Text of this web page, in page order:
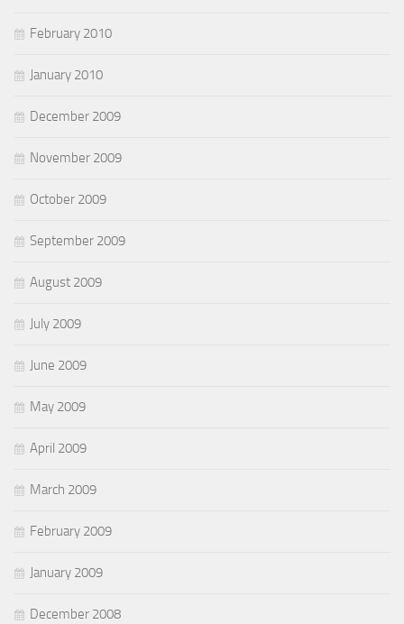
February 2010
January 2010
December 2009
November 2009
October 2009
September 2009
August 2009
July 2009
June 2009
May 2009
April 2009
March 2009
February 2009
January 2009
December 2008